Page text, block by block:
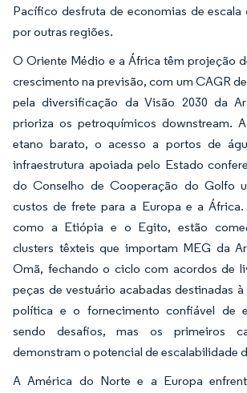
Pacífico desfruta de economias de
por outras regiões.
O Oriente Médio e a África têm projeção
crescimento na previsão, com um CAGR
pela diversificação da Visão 2030 da
prioriza os petroquímicos downstream.
etano barato, o acesso a portos de
infraestrutura apoiada pelo Estado
do Conselho de Cooperação do Golfo
custos de frete para a Europa e a África.
como a Etiópia e o Egito, estão
clusters têxteis que importam MEG da
Omã, fechando o ciclo com acordos de
peças de vestuário acabadas destinadas
política e o fornecimento confiável de
sendo desafios, mas os primeiros
demonstram o potencial de escalabilidade
A América do Norte e a Europa